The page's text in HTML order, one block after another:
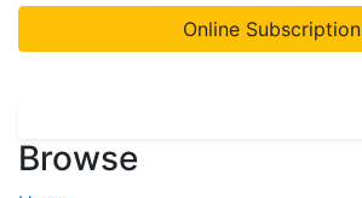
Online Subscription
Browse